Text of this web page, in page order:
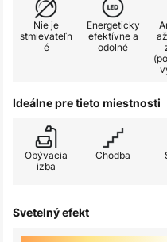
Nie je
stmievateľn
é
Energeticky
efektívne a
odolné
Ideálne pre tieto miestnosti
Obývacia
izba
Chodba
Svetelný efekt